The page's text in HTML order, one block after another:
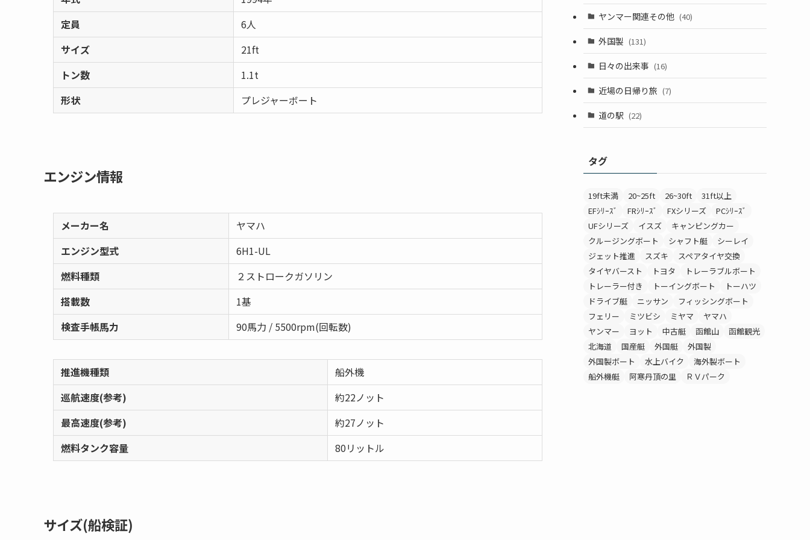
定員
6人
サイズ
21ft
トン数
1.1t
形状
プレジャーボート
エンジン情報
メーカー名
ヤマハ
エンジン型式
6H1-UL
燃料種類
２ストロークガソリン
搭載数
1基
検査手帳馬力
90馬力 / 5500rpm(回転数)
推進機種類
船外機
巡航速度(参考)
約22ノット
最高速度(参考)
約27ノット
燃料タンク容量
80リットル
サイズ(船検証)
ヤンマー関連その他 (40)
外国製 (131)
日々の出来事 (16)
近場の日帰り旅 (7)
道の駅 (22)
タグ
19ft未満 20~25ft 26~30ft
31ft以上
EFｼﾘｰｽﾞ
FRｼﾘｰｽﾞ FXシリーズ
PCｼﾘｰｽﾞ
UFシリーズ
イスズ
キャンピングカー
クルージングボート
シャフト艇
シーレイ
ジェット推進
スズキ
スペアタイヤ交換
タイヤバースト
トヨタ
トレーラブルボート
トレーラー付き
トーイングボート
トーハツ
ドライブ艇
ニッサン
フィッシングボート
フェリー
ミツビシ ミヤマ
ヤマハ
ヤンマー
ヨット 中古艇 函館山
函館観光
北海道
国産艇 外国艇
外国製
外国製ボート
水上バイク
海外製ボート
船外機艇
阿寒丹頂の里 ＲＶパーク